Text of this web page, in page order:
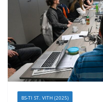
BS-TI ST. VITH (2025)